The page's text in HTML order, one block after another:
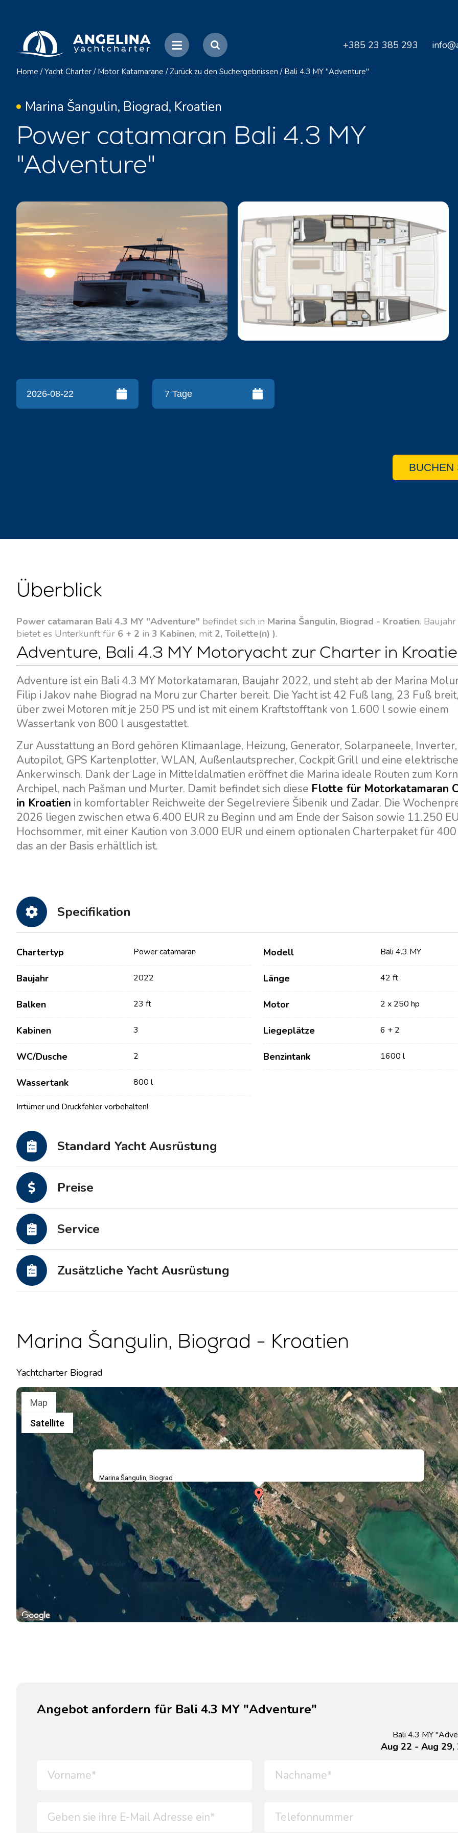
+385 23 385 293
Home / Yacht Charter / Motor Katamarane / Zurück zu den Suchergebnissen / Bali 4.3 MY "Adventure"
Marina Šangulin, Biograd, Kroatien
Power catamaran Bali 4.3 MY
"Adventure"
BUCHEN
Überblick
Power catamaran Bali 4.3 MY "Adventure" befindet sich in Marina Šangulin, Biograd - Kroatien. Baujahr
bietet es Unterkunft für 6 + 2 in 3 Kabinen, mit 2, Toilette(n) ).
Adventure, Bali 4.3 MY Motoryacht zur Charter in
Adventure ist ein Bali 4.3 MY Motorkatamaran, Baujahr 2022, und steht ab der Marina
Filip i Jakov nahe Biograd na Moru zur Charter bereit. Die Yacht ist 42 Fuß lang, 23 Fuß
über zwei Motoren mit je 250 PS und ist mit einem Kraftstofftank von 1.600 l sowie einem
Wassertank von 800 l ausgestattet.
Zur Ausstattung an Bord gehören Klimaanlage, Heizung, Generator, Solarpaneele, Inverter,
Autopilot, GPS Kartenplotter, WLAN, Außenlautsprecher, Cockpit Grill und eine elektrische
Ankerwinsch. Dank der Lage in Mitteldalmatien eröffnet die Marina ideale Routen zum
Archipel, nach Pašman und Murter. Damit befindet sich diese Flotte für Motorkatamaran
in Kroatien in komfortabler Reichweite der Segelreviere Šibenik und Zadar. Die
2026 liegen zwischen etwa 6.400 EUR zu Beginn und am Ende der Saison sowie 11.250
Hochsommer, mit einer Kaution von 3.000 EUR und einem optionalen Charterpaket für 400
das an der Basis erhältlich ist.
Specifikation
Chartertyp Power catamaran Modell Bali 4.3 MY
Baujahr 2022 Länge 42 ft
Balken 23 ft Motor 2 x 250 hp
Kabinen 3 Liegeplätze 6 + 2
WC/Dusche 2 Benzintank 1600 l
Wassertank 800 l
Irrtümer und Druckfehler vorbehalten!
Standard Yacht Ausrüstung
Preise
Service
Zusätzliche Yacht Ausrüstung
Marina Šangulin, Biograd - Kroatien
Yachtcharter Biograd
Marina Šangulin, Biograd
Map
Satellite
Map Data
Angebot anfordern für Bali 4.3 MY "Adventure"
Bali 4.3 MY
Aug 22 - Aug 29,
Kontakt
Nachrichten / Blog
Partner
Häufig gestellte Fragen
Unsere Flotte
Segelboote
Motoryachten
Dienstleistungen Destinations
Trogir
Istrien Segelregion